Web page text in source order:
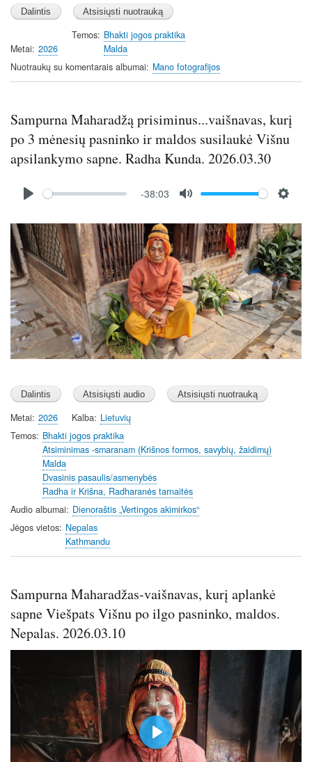
Metai 2026
Temos Bhakti jogos praktika
Malda
Nuotraukų su komentarais albumai
Mano fotografijos
Sampurna Maharadžą prisiminus...vaišnavas, kurį
po 3 mėnesių pasninko ir maldos susilaukė Višnu
apsilankymo sapne. Radha Kunda. 2026.03.30
l
a
y
-38:03
u
t
e
e
t
t
i
n
g
s
Image
Metai 2026 Kalba Lietuvių
Temos Bhakti jogos praktika
Atsiminimas -smaranam (Krišnos formos, savybių, žaidimų)
Malda
Dvasinis pasaulis/asmenybės
Radha ir Krišna, Radharanės tarnaitės
Audio albumai
Dienoraštis „Vertingos akimirkos“
Jėgos vietos Nepalas
Kathmandu
Sampurna Maharadžas-vaišnavas, kurį aplankė
sapne Viešpats Višnu po ilgo pasninko, maldos.
Nepalas. 2026.03.10
P